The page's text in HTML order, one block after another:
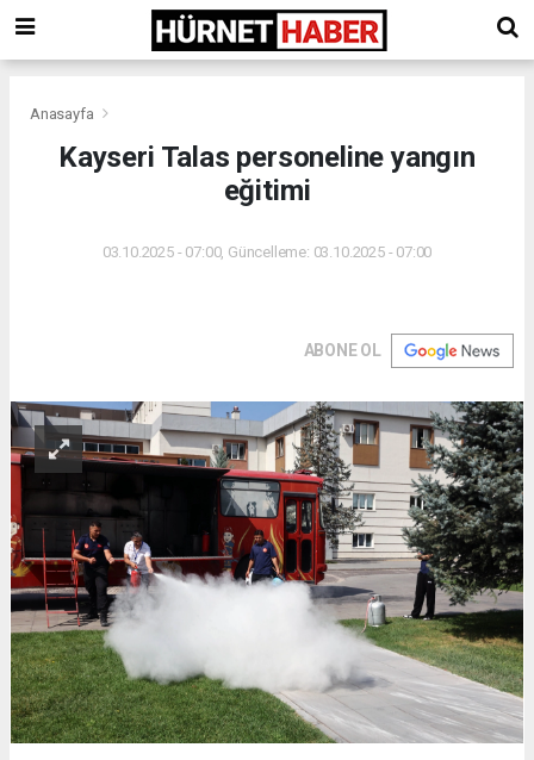
Anasayfa
Kayseri Talas personeline yangın
eğitimi
03.10.2025 - 07:00, Güncelleme: 03.10.2025 - 07:00
ABONE OL